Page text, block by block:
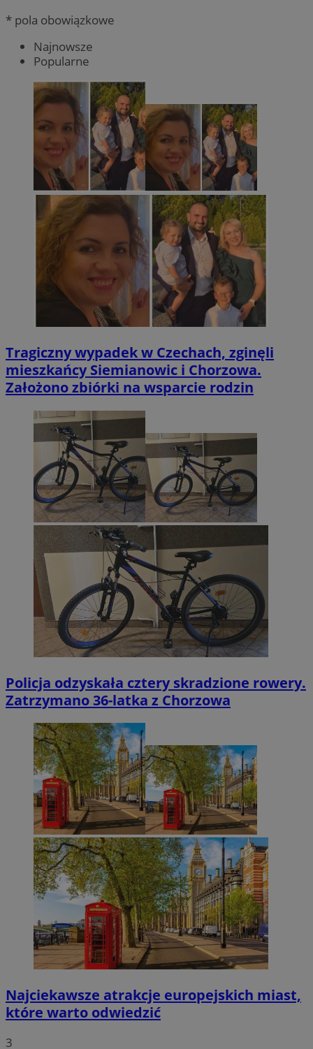
* pola obowiązkowe
Najnowsze
Popularne
Tragiczny wypadek w Czechach, zginęli
mieszkańcy Siemianowic i Chorzowa.
Założono zbiórki na wsparcie rodzin
Policja odzyskała cztery skradzione rowery.
Zatrzymano 36-latka z Chorzowa
Najciekawsze atrakcje europejskich miast,
które warto odwiedzić
3